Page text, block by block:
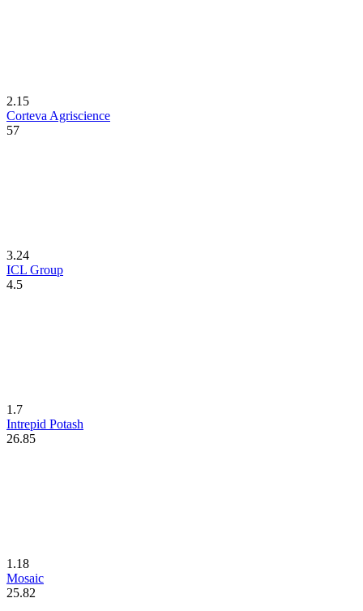
2.15
Corteva Agriscience
57
3.24
ICL Group
4.5
1.7
Intrepid Potash
26.85
1.18
Mosaic
25.82